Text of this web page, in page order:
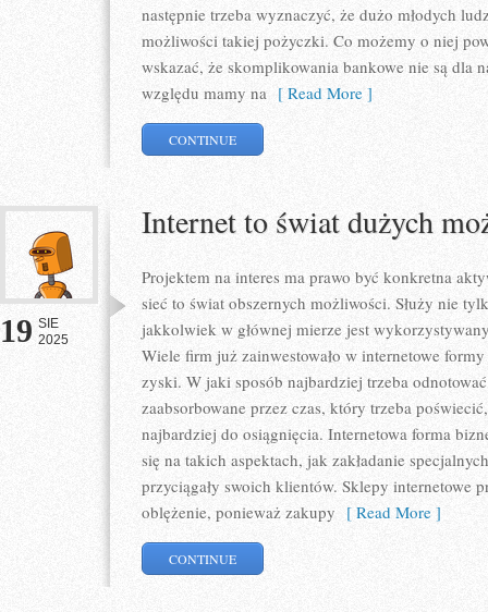
następnie trzeba wyznaczyć, że dużo młodych
możliwości takiej pożyczki. Co możemy o niej
wskazać, że skomplikowania bankowe nie są dla
względu mamy na [ Read More ]
CONTINUE
19 SIE
2025
Internet to świat dużych
Projektem na interes ma prawo być konkretna
sieć to świat obszernych możliwości. Służy nie
jakkolwiek w głównej mierze jest
Wiele firm już zainwestowało w internetowe
zyski. W jaki sposób najbardziej trzeba
zaabsorbowane przez czas, który trzeba
najbardziej do osiągnięcia. Internetowa forma
się na takich aspektach, jak zakładanie
przyciągały swoich klientów. Sklepy internetowe
oblężenie, ponieważ zakupy [ Read More ]
CONTINUE